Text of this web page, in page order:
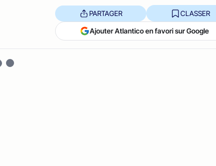
PARTAGER CLASSER
Ajouter Atlantico en favori sur Google